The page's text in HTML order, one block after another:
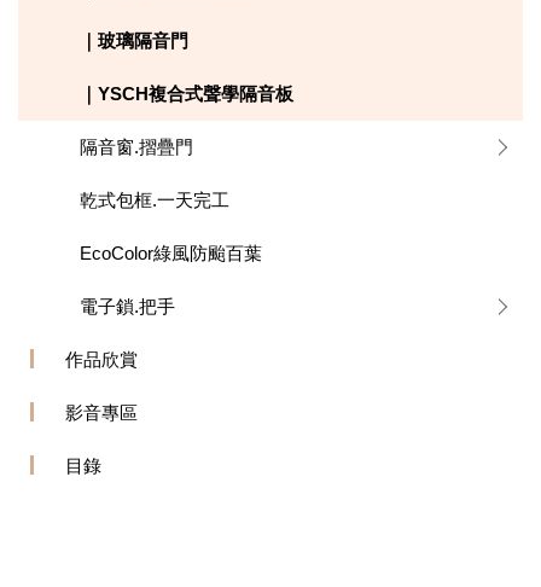
｜玻璃隔音門
｜YSCH複合式聲學隔音板
隔音窗.摺疊門
乾式包框.一天完工
EcoColor綠風防颱百葉
電子鎖.把手
作品欣賞
影音專區
目錄